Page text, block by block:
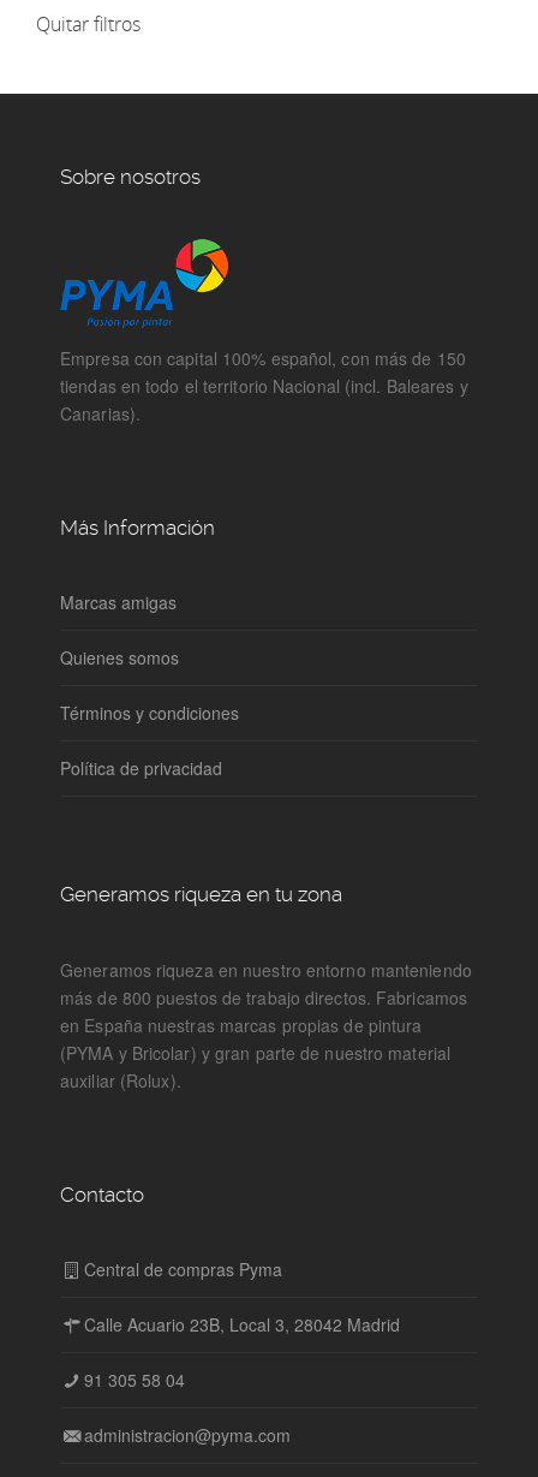
Quitar filtros
Sobre nosotros
Empresa con capital 100% español, con más de 150
tiendas en todo el territorio Nacional (incl. Baleares y
Canarias).
Más Información
Marcas amigas
Quienes somos
Términos y condiciones
Política de privacidad
Generamos riqueza en tu zona
Generamos riqueza en nuestro entorno manteniendo
más de 800 puestos de trabajo directos. Fabricamos
en España nuestras marcas propias de pintura
(PYMA y Bricolar) y gran parte de nuestro material
auxiliar (Rolux).
Contacto
Central de compras Pyma
Calle Acuario 23B, Local 3, 28042 Madrid
91 305 58 04
administracion@pyma.com